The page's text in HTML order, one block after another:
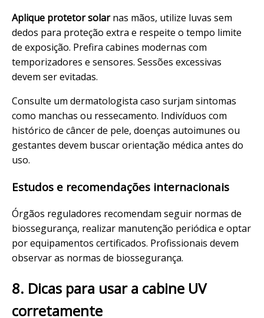
Aplique protetor solarnas mãos, utilize luvas sem
dedos para proteção extra e respeite o tempo limite
de exposição. Prefira cabines modernas com
temporizadores e sensores. Sessões excessivas
devem ser evitadas.
Consulte um dermatologista caso surjam sintomas
como manchas ou ressecamento. Indivíduos com
histórico de câncer de pele, doenças autoimunes ou
gestantes devem buscar orientação médica antes do
uso.
Estudos e recomendações internacionais
Órgãos reguladores recomendam seguir normas de
biossegurança, realizar manutenção periódica e optar
por equipamentos certificados. Profissionais devem
observar as normas de biossegurança.
8. Dicas para usar a cabine UV
corretamente